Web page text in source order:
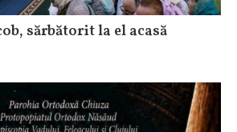
sărbătorit la el acasă